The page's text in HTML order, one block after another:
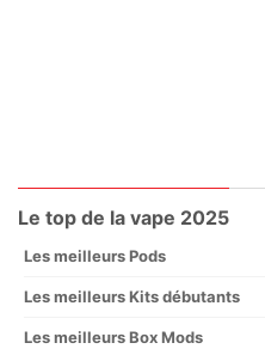
Le top de la vape 2025
Les meilleurs Pods
Les meilleurs Kits débutants
Les meilleurs Box Mods